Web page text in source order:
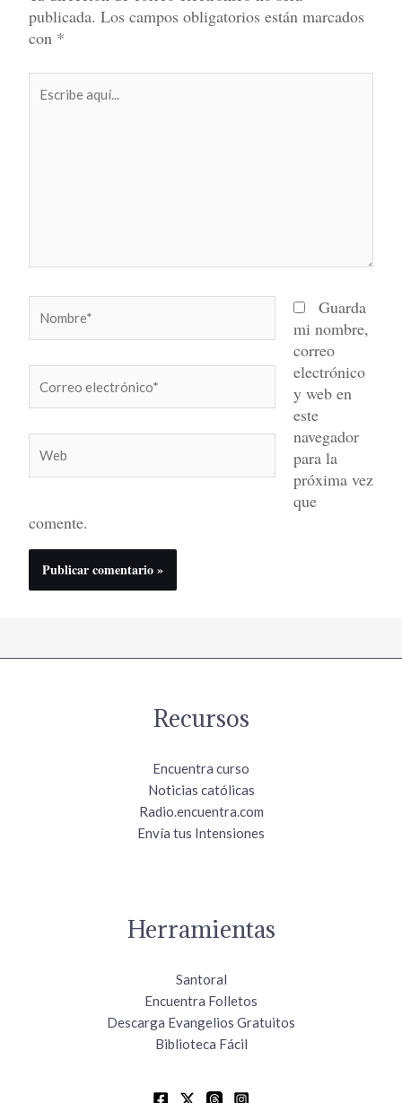
publicada. Los campos obligatorios están marcados
con *
aquí...
electrónico*
Guarda
mi nombre,
correo
electrónico
y web en
este
navegador
para la
próxima vez
que
comente.
Recursos
Encuentra curso
Noticias católicas
Radio.encuentra.com
Envía tus Intensiones
Herramientas
Santoral
Encuentra Folletos
Descarga Evangelios Gratuitos
Biblioteca Fácil